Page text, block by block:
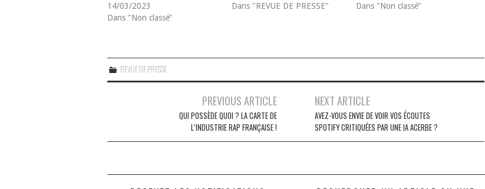
14/03/2023
Dans "Non classé"
Dans "REVUE DE PRESSE"
Dans "Non classé"
REVUE DE PRESSE
PREVIOUS ARTICLE
QUI POSSÈDE QUOI ? LA CARTE DE
L’INDUSTRIE RAP FRANÇAISE !
NEXT ARTICLE
AVEZ-VOUS ENVIE DE VOIR VOS ÉCOUTES
SPOTIFY CRITIQUÉES PAR UNE IA ACERBE ?